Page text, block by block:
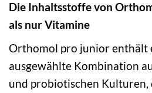
Die Inhaltsstoffe von
als nur Vitamine
Orthomol pro junior enthält
ausgewählte Kombination
und probiotischen Kulturen,